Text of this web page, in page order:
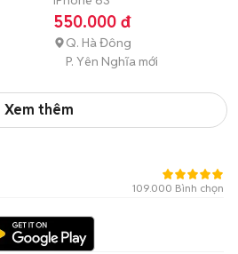
550.000 đ
Q. Hà Đông
P. Yên Nghĩa mới
Xem thêm
109.000 Bình chọn